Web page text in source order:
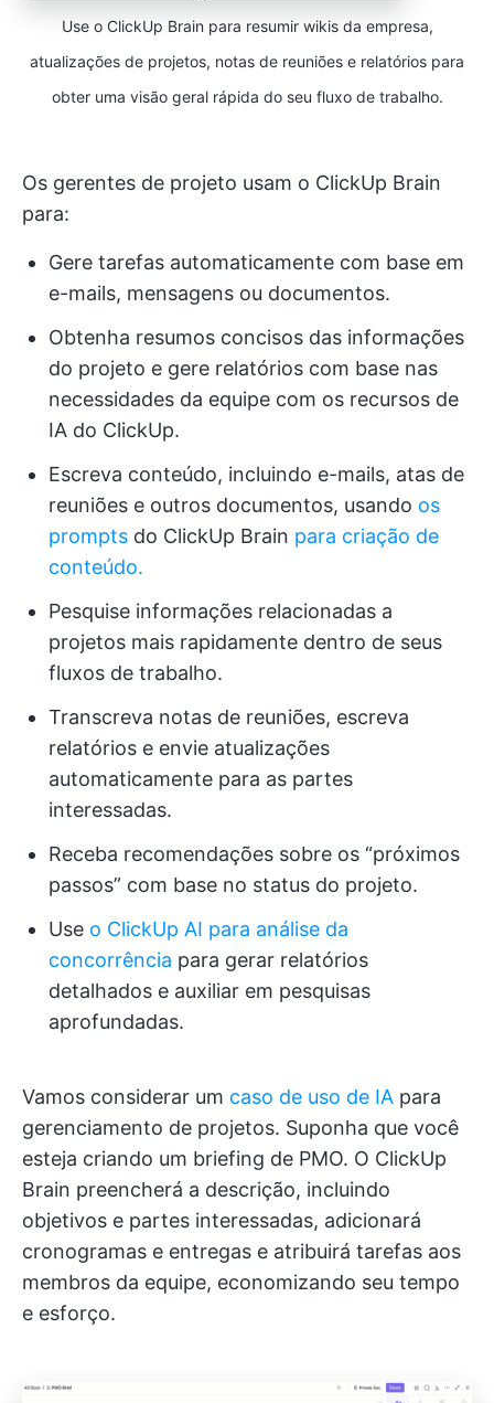
Use o ClickUp Brain para resumir wikis da empresa,
atualizações de projetos, notas de reuniões e relatórios para
obter uma visão geral rápida do seu fluxo de trabalho.
Os gerentes de projeto usam o ClickUp Brain
para:
Gere tarefas automaticamente com base em
e-mails, mensagens ou documentos.
Obtenha resumos concisos das informações
do projeto e gere relatórios com base nas
necessidades da equipe com os recursos de
IA do ClickUp.
Escreva conteúdo, incluindo e-mails, atas de
reuniões e outros documentos, usando os
prompts do ClickUp Brain para criação de
conteúdo.
Pesquise informações relacionadas a
projetos mais rapidamente dentro de seus
fluxos de trabalho.
Transcreva notas de reuniões, escreva
relatórios e envie atualizações
automaticamente para as partes
interessadas.
Receba recomendações sobre os “próximos
passos” com base no status do projeto.
Use o ClickUp AI para análise da
concorrência para gerar relatórios
detalhados e auxiliar em pesquisas
aprofundadas.
Vamos considerar um caso de uso de IA para
gerenciamento de projetos. Suponha que você
esteja criando um briefing de PMO. O ClickUp
Brain preencherá a descrição, incluindo
objetivos e partes interessadas, adicionará
cronogramas e entregas e atribuirá tarefas aos
membros da equipe, economizando seu tempo
e esforço.